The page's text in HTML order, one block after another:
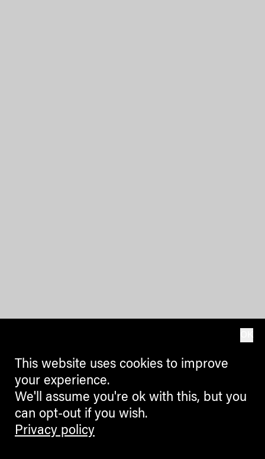
This website uses cookies to improve
your experience.
We'll assume you're ok with this, but you
can opt-out if you wish.
Privacy policy